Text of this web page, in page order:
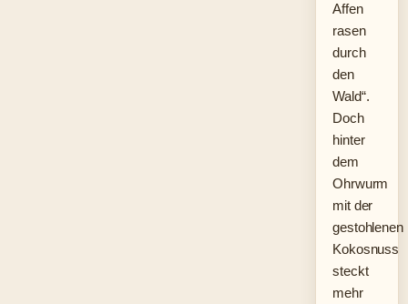
Affen
rasen
durch
den
Wald“.
Doch
hinter
dem
Ohrwurm
mit der
gestohlenen
Kokosnuss
steckt
mehr